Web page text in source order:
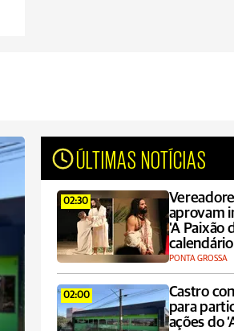
ÚLTIMAS NOTÍCIAS
02:30
aprovam
'A Paixão
PONTA GROSSA
02:00
Castro
para
ações do